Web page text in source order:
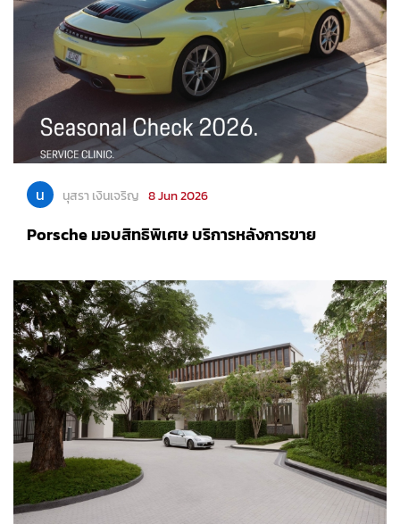
น นุสรา เงินเจริญ 8 Jun 2026
Porsche มอบสิทธิพิเศษ บริการหลังการขาย